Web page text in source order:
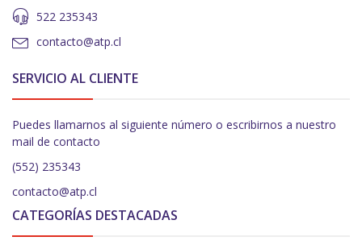
522 235343
contacto@atp.cl
SERVICIO AL CLIENTE
Puedes llamarnos al siguiente número o escribirnos a nuestro
mail de contacto
(552) 235343
contacto@atp.cl
CATEGORÍAS DESTACADAS